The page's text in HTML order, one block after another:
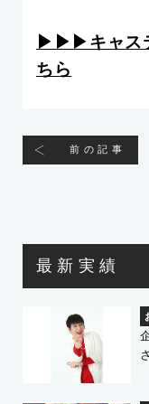
▶︎▶︎▶︎キャス
ちら
前の記事
最新実績